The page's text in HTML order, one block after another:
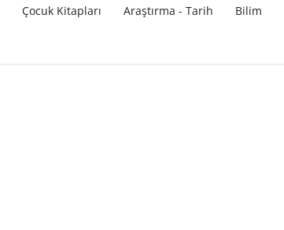
Çocuk Kitapları Araştırma - Tarih Bilim